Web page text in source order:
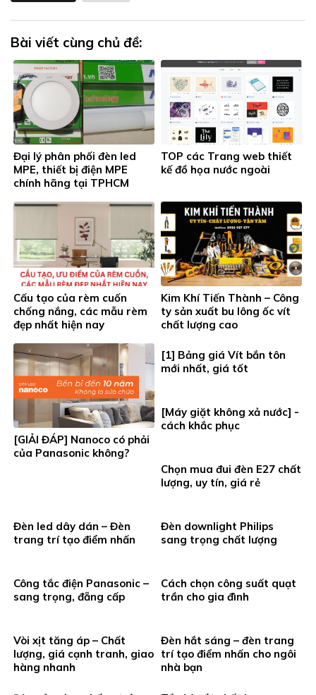
Bài viết cùng chủ đề:
Đại lý phân phối đèn led
MPE, thiết bị điện MPE
chính hãng tại TPHCM
TOP các Trang web thiết
kế đồ họa nước ngoài
Cấu tạo của rèm cuốn
chống nắng, các mẫu rèm
đẹp nhất hiện nay
Kim Khí Tiến Thành – Công
ty sản xuất bu lông ốc vít
chất lượng cao
[GIẢI ĐÁP] Nanoco có phải
của Panasonic không?
[1] Bảng giá Vít bắn tôn
mới nhất, giá tốt
[Máy giặt không xả nước] -
cách khắc phục
Chọn mua đui đèn E27 chất
lượng, uy tín, giá rẻ
Đèn led dây dán – Đèn
trang trí tạo điểm nhấn
Đèn downlight Philips
sang trọng chất lượng
Công tắc điện Panasonic –
sang trọng, đẵng cấp
Cách chọn công suất quạt
trần cho gia đình
Vòi xịt tăng áp – Chất
lượng, giá cạnh tranh, giao
hàng nhanh
Đèn hắt sáng – đèn trang
trí tạo điểm nhấn cho ngôi
nhà bạn